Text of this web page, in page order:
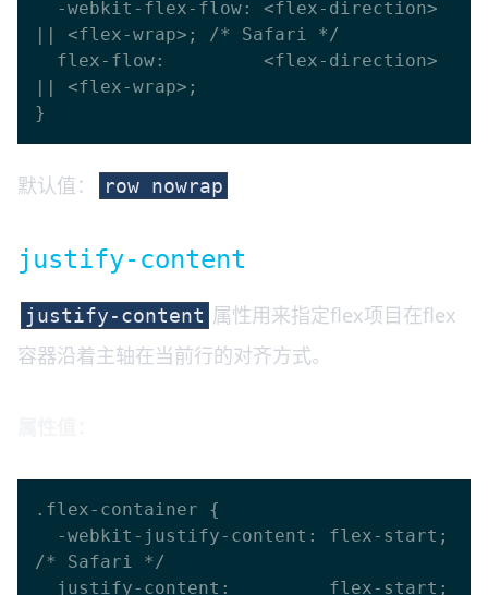
|| <flex-wrap>; /* Safari */
|| <flex-wrap>;
默认值： row nowrap
justify-content
justify-content 属性用来指定flex项目在flex
容器沿着主轴在当前行的对齐方式。
.flex-container {
/* Safari */